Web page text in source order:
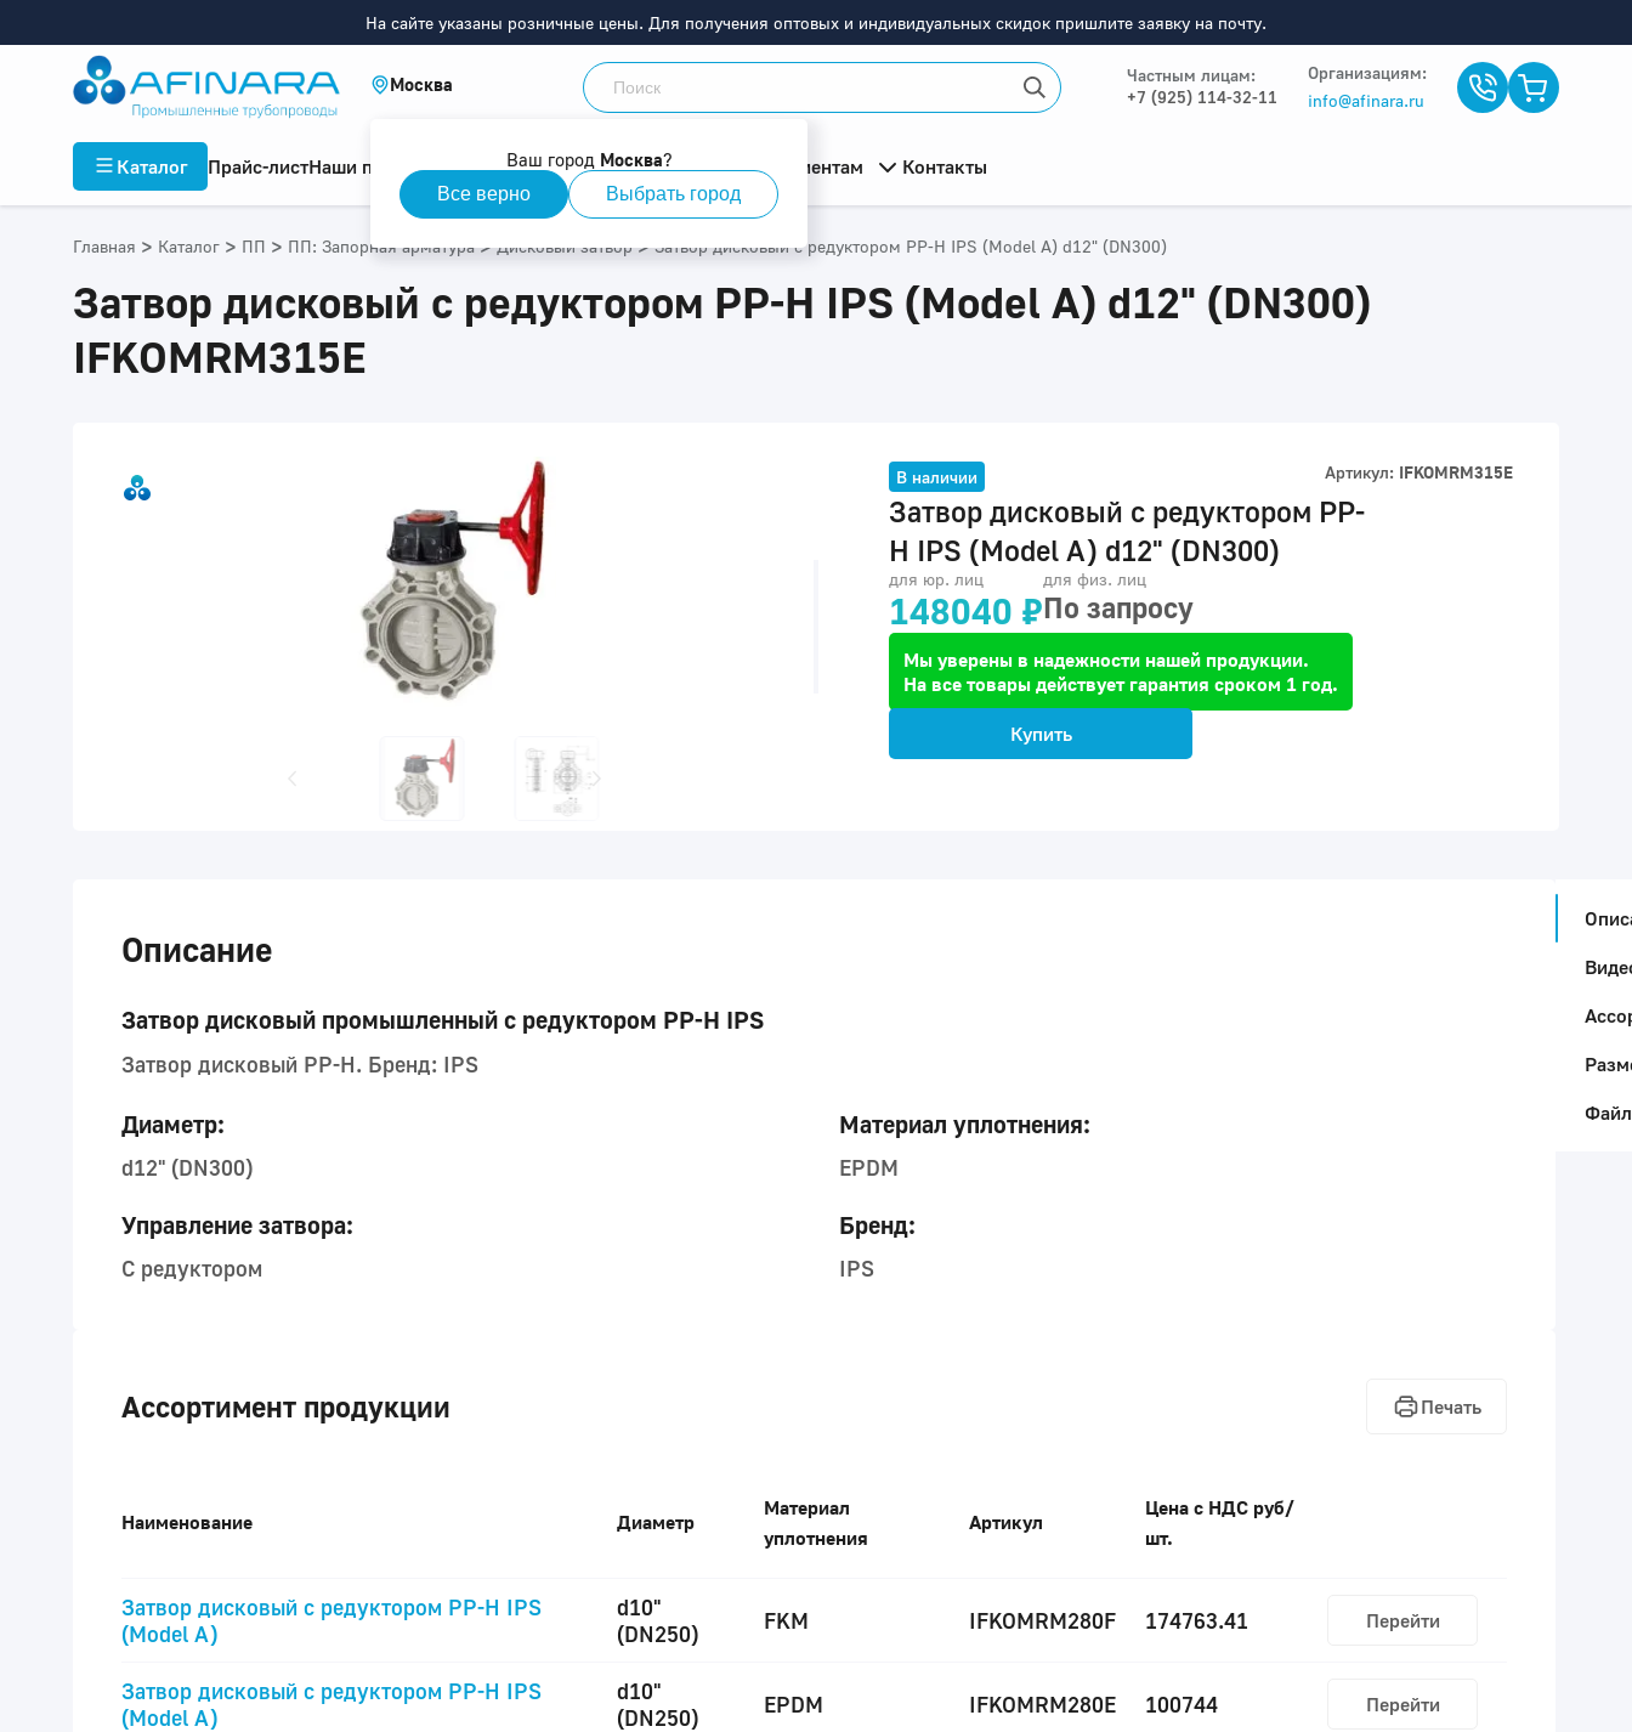
На сайте указаны розничные цены. Для получения оптовых и индивидуальных скидок пришлите заявку на почту.
Москва
Ваш город Москва?
Все верно Выбрать город
Частным лицам:
+7 (925) 114-32-11
Организациям:
info@afinara.ru
Каталог Прайс-листНаши проекты Информация О компании Клиентам Контакты
Главная > Каталог > ПП > ПП: Запорная арматура > Дисковый затвор > Затвор дисковый с редуктором PP-H IPS (Model A) d12" (DN300)
Затвор дисковый с редуктором PP-H IPS (Model A) d12" (DN300)
IFKOMRM315E
В наличии Артикул: IFKOMRM315E
Затвор дисковый с редуктором PP-
H IPS (Model A) d12" (DN300)
для юр. лиц
148040 ₽
для физ. лиц
По запросу
Мы уверены в надежности нашей продукции.
На все товары действует гарантия сроком 1 год.
Купить
Описание
Затвор дисковый промышленный с редуктором PP-H IPS
Затвор дисковый PP-H. Бренд: IPS
Диаметр:
d12" (DN300)
Материал уплотнения:
EPDM
Управление затвора:
С редуктором
Бренд:
IPS
Ассортимент продукции Печать
Наименование Диаметр
Материал
уплотнения
Артикул
Цена с НДС руб/
шт.
Затвор дисковый с редуктором PP-H IPS
(Model A)
d10"
(DN250)
FKM IFKOMRM280F 174763.41 Перейти
Затвор дисковый с редуктором PP-H IPS
(Model A)
d10"
(DN250)
EPDM IFKOMRM280E 100744 Перейти